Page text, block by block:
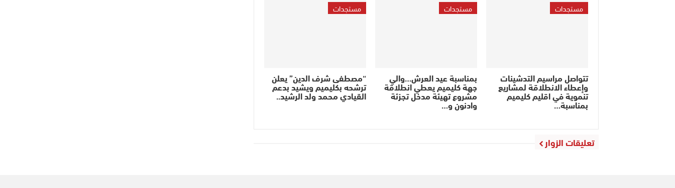
مستجدات
تتواصل مراسيم التدشينات
وإعطاء الانطلاقة لمشاريع
تنموية في اقليم كليميم
بمناسبة…
مستجدات
بمناسبة عيد العرش…والي
جهة كليميم يعطي انطلاقة
مشروع تهيئة مدخل تجزئة
وادنون و…
مستجدات
“مصطفى شرف الدين” يعلن
ترشحه بكليميم ويشيد بدعم
القيادي محمد ولد الرشيد..
تعليقات الزوار